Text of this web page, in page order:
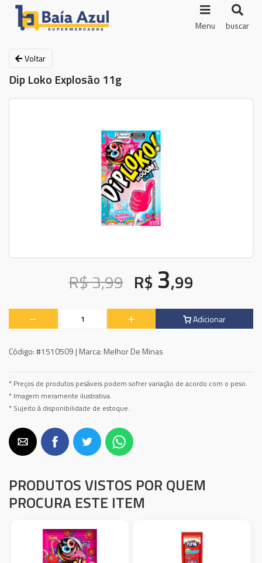
Menu buscar
Voltar
Dip Loko Explosão 11g
R$ 3,99 R$ 3,99
Adicionar
Código:#1510509 | Marca: Melhor De Minas
* Preços de produtos pesáveis podem sofrer variação de acordo com o peso.
* Imagem meramente ilustrativa.
* Sujeito à disponibilidade de estoque.
PRODUTOS VISTOS POR QUEM
PROCURA ESTE ITEM